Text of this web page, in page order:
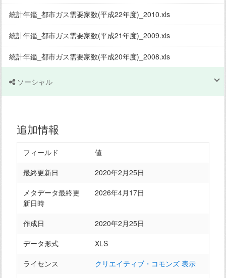
統計年鑑_都市ガス需要家数(平成22年度)_2010.xls
統計年鑑_都市ガス需要家数(平成21年度)_2009.xls
統計年鑑_都市ガス需要家数(平成20年度)_2008.xls
ソーシャル
追加情報
フィールド
値
最終更新日
2020年2月25日
メタデータ最終更
新日時
2026年4月17日
作成日
2020年2月25日
データ形式
XLS
ライセンス
クリエイティブ・コモンズ 表示